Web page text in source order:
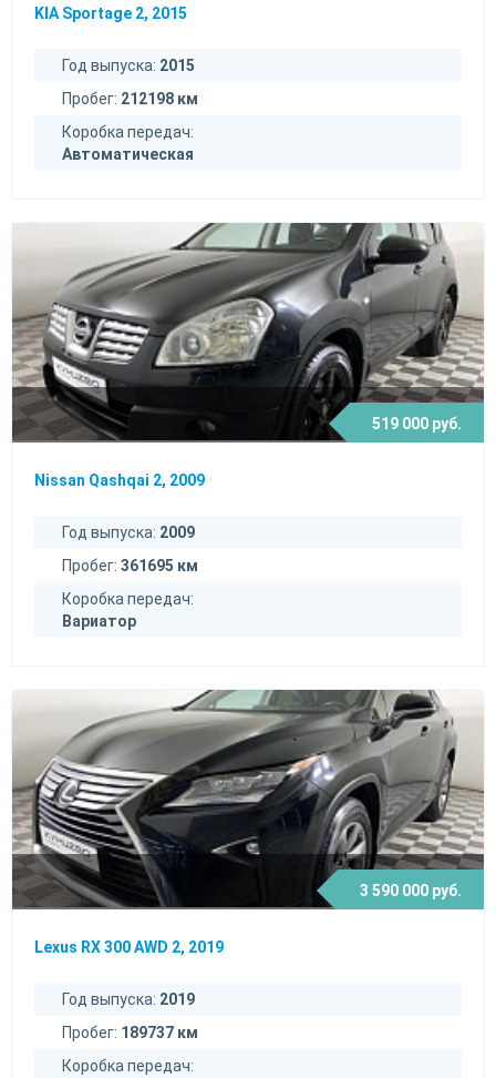
KIA Sportage 2, 2015
Год выпуска: 2015
Пробег: 212198 км
Коробка передач:
Автоматическая
519 000 руб.
Nissan Qashqai 2, 2009
Год выпуска: 2009
Пробег: 361695 км
Коробка передач:
Вариатор
3 590 000 руб.
Lexus RX 300 AWD 2, 2019
Год выпуска: 2019
Пробег: 189737 км
Коробка передач: